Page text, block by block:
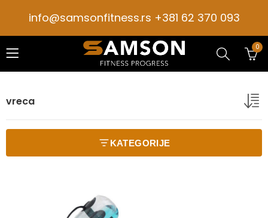
info@samsonfitness.rs +381 62 370 093
0
vreca
KATEGORIJE